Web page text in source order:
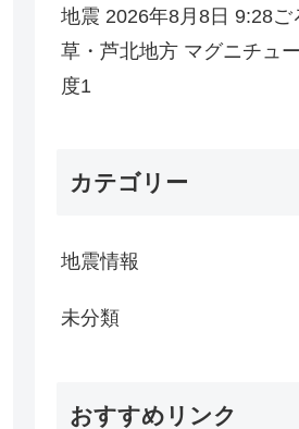
地震 2026年8月8日 9:28ご
草・芦北地方 マグニチュ
度1
カテゴリー
地震情報
未分類
おすすめリンク